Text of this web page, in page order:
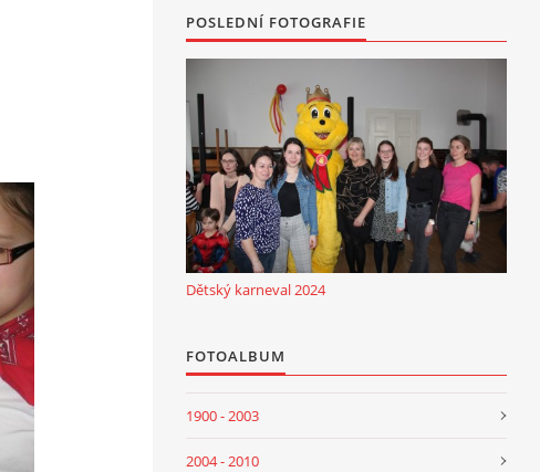
POSLEDNÍ FOTOGRAFIE
Dětský karneval 2024
FOTOALBUM
1900 - 2003
2004 - 2010